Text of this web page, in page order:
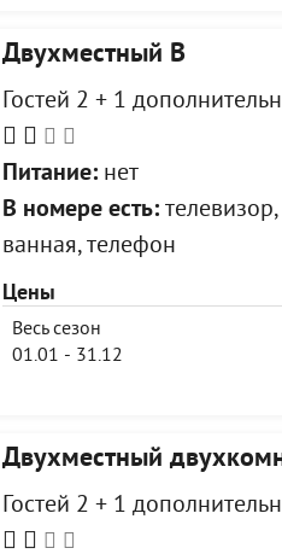
Двухместный В
Гостей 2 + 1
Питание:нет
В номере есть:
ванная, телефон
Цены
Весь сезон
01.01 - 31.12
Двухместный
Гостей 2 + 1